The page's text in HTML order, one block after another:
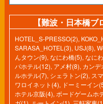
【難波・日本橋
HOTEL_S-PRESSO(2),
SARASA_HOTEL(3), USJ(8),
んタウン(9), なにわ橋(5), なに
パホテル(12), アメ村(8), カンデ
ルホテル(7), シェラトン(2), ス
ワロイネット(4), ドーミーイン
ホテル京阪(4), ボードゲームホ